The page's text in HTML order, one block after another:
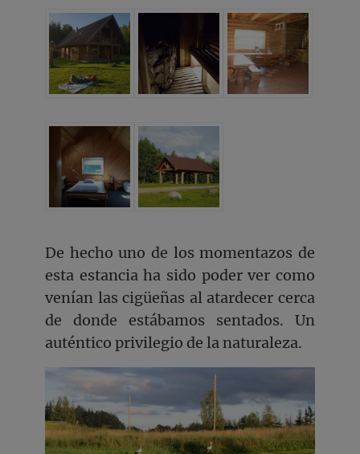
De hecho uno de los momentazos de
esta estancia ha sido poder ver como
venían las cigüeñas al atardecer cerca
de donde estábamos sentados. Un
auténtico privilegio de la naturaleza.